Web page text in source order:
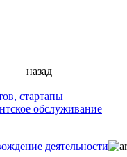
назад
стартапы
обслуживание
деятельности